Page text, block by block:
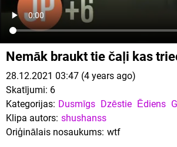
Nemāk braukt tie čaļi kas
28.12.2021 03:47 (4 years ago)
Skatījumi: 6
Kategorijas: Dusmīgs Dzēstie Ēdiens
Klipa autors: shushanss
Oriģinālais nosaukums: wtf